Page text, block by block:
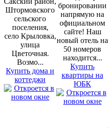
Штормовского
сельского
поселения,
село Крыловка,
улица
Цветочная.
Возмо...
Купить дома и
коттеджи
бронировании
напрямую на
официальном
сайте! Наш
новый отель на
50 номеров
находится...
Купить
квартиры на
ЮБК